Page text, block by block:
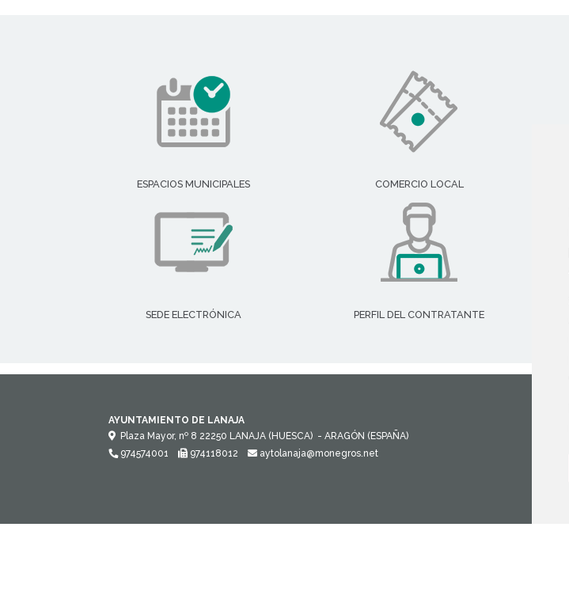
ESPACIOS MUNICIPALES COMERCIO LOCAL
SEDE ELECTRÓNICA PERFIL DEL CONTRATANTE
AYUNTAMIENTO DE LANAJA
Plaza Mayor, nº 8 22250 LANAJA (HUESCA) - ARAGÓN (ESPAÑA)
974574001
974118012 aytolanaja@monegros.net